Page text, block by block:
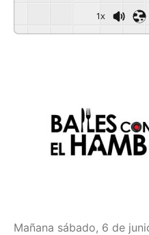
1x
Mañana sábado, 6 de